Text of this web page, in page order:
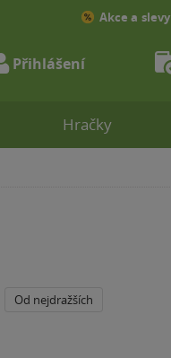
Od nejdražších
Hračky
Akce a slevy
Přihlášení